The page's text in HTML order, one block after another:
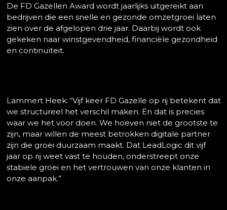
De FD Gazellen Award wordt jaarlijks uitgereikt aan
bedrijven die een snelle en gezonde omzetgroei laten
zien over de afgelopen drie jaar. Daarbij wordt ook
gekeken naar winstgevendheid, financiële gezondheid
en continuïteit.
Lammert Heek: “Vijf keer FD Gazelle op rij betekent dat
we structureel het verschil maken. En dat is precies
waar we het voor doen. We hoeven niet de grootste te
zijn, maar willen de meest betrokken digitale partner
zijn die groei duurzaam maakt. Dat LeadLogic dit vijf
jaar op rij weet vast te houden, onderstreept onze
stabiele groei en het vertrouwen van onze klanten in
onze aanpak.”